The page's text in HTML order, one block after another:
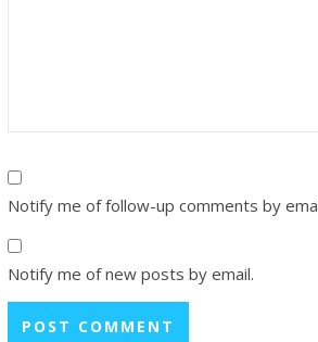
Notify me of follow-up comments by
Notify me of new posts by email.